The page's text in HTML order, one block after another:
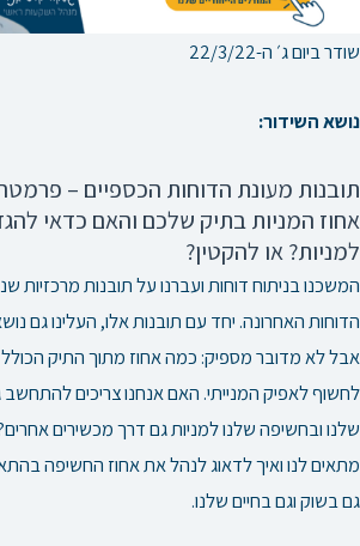
שודר ביום ג׳ ה-22/3/22
נושא השידור:
תובנות מעונת הדוחות הכספיים –
אחוז המניות בתיק שלכם והאם כדאי
למניות? או להקטין?
המשכנו בניתוח דוחות ועברנו על תובנות מרכזיות
הדוחות האחרונה. יחד עם תובנות אלו, העלינו גם
אבל לא מדובר מספיק: כמה אחוז מתוך התיק הכולל
לחשוף לאפיק המנייתי. האם אנחנו צריכים להתחשב
שלנו ובחשיפה שלנו למניות גם דרך מכשירים
מתאים לנו ואיך לדאוג לנהל את אחוז החשיפה
גם בשוק וגם בחיים שלנו.